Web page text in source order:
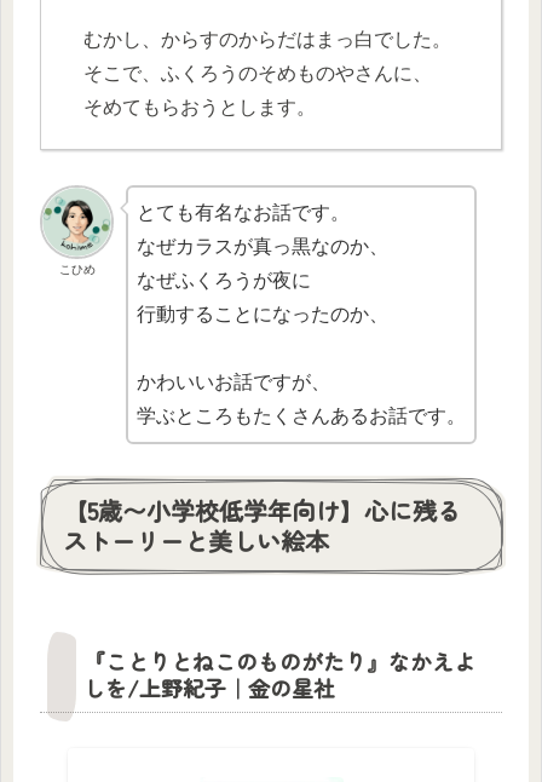
むかし、からすのからだはまっ白でした。
そこで、ふくろうのそめものやさんに、
そめてもらおうとします。
こひめ
とても有名なお話です。
なぜカラスが真っ黒なのか、
なぜふくろうが夜に
行動することになったのか、
かわいいお話ですが、
学ぶところもたくさんあるお話です。
【5歳〜小学校低学年向け】心に残る
ストーリーと美しい絵本
『ことりとねこのものがたり』なかえよ
しを/上野紀子｜金の星社